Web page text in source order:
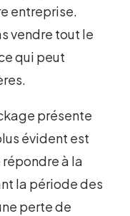
entreprise.
vendre tout le
qui peut
présente
évident est
répondre à la
la période des
perte de